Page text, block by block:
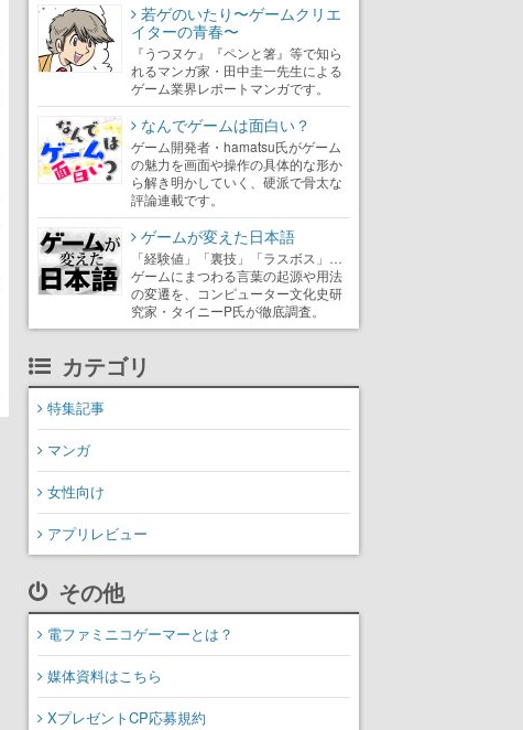
若ゲのいたり〜ゲームクリエ
イターの青春〜
『うつヌケ』『ペンと箸』等で知ら
れるマンガ家・田中圭一先生による
ゲーム業界レポートマンガです。
なんでゲームは面白い？
ゲーム開発者・hamatsu氏がゲーム
の魅力を画面や操作の具体的な形か
ら解き明かしていく、硬派で骨太な
評論連載です。
ゲームが変えた日本語
「経験値」「裏技」「ラスボス」…
ゲームにまつわる言葉の起源や用法
の変遷を、コンピューター文化史研
究家・タイニーP氏が徹底調査。
カテゴリ
特集記事
マンガ
女性向け
アプリレビュー
その他
電ファミニコゲーマーとは？
媒体資料はこちら
XプレゼントCP応募規約